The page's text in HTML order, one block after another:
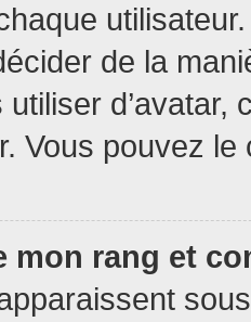
utilisateur.
de la
d’avatar,
Vous pouvez
mon rang et